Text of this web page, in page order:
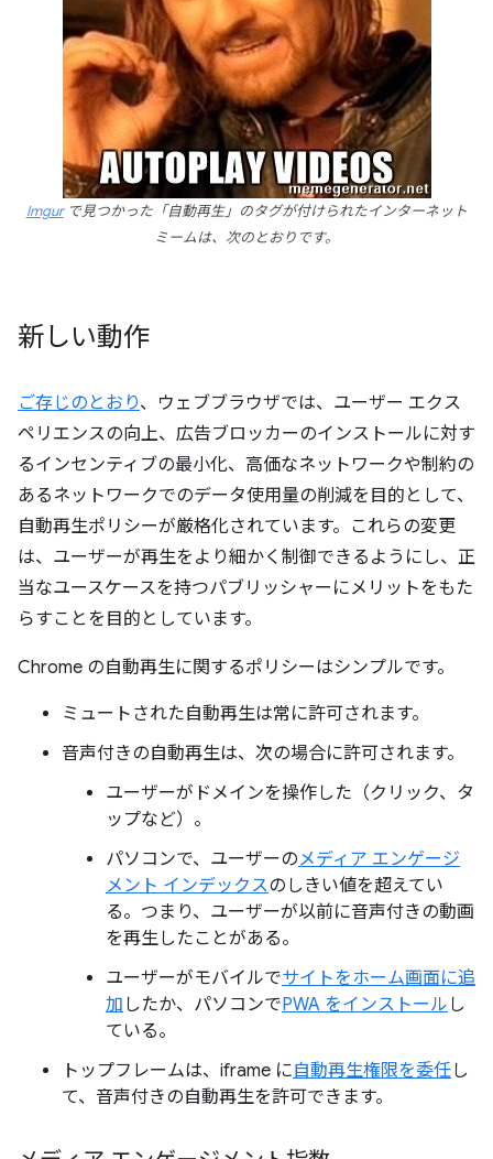
Imgurで見つかった「自動再生」のタグが付けられたインターネット
ミームは、次のとおりです。
新しい動作
ご存じのとおり、ウェブブラウザでは、ユーザー エクス
ペリエンスの向上、広告ブロッカーのインストールに対す
るインセンティブの最小化、高価なネットワークや制約の
あるネットワークでのデータ使用量の削減を目的として、
自動再生ポリシーが厳格化されています。これらの変更
は、ユーザーが再生をより細かく制御できるようにし、正
当なユースケースを持つパブリッシャーにメリットをもた
らすことを目的としています。
Chrome の自動再生に関するポリシーはシンプルです。
ミュートされた自動再生は常に許可されます。
音声付きの自動再生は、次の場合に許可されます。
ユーザーがドメインを操作した（クリック、タ
ップなど）。
パソコンで、ユーザーのメディア エンゲージ
メント インデックスのしきい値を超えてい
る。つまり、ユーザーが以前に音声付きの動画
を再生したことがある。
ユーザーがモバイルでサイトをホーム画面に追
加 したか、パソコンでPWA をインストール し
ている。
トップフレームは、iframe に自動再生権限を委任し
て、音声付きの自動再生を許可できます。